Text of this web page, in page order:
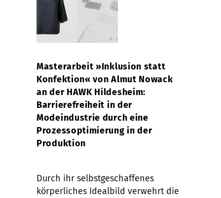
Masterarbeit »Inklusion statt
Konfektion« von Almut Nowack
an der HAWK Hildesheim:
Barrierefreiheit in der
Modeindustrie durch eine
Prozessoptimierung in der
Produktion
Durch ihr selbstgeschaffenes
körperliches Idealbild verwehrt die